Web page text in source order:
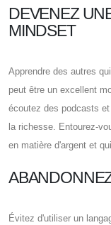
DEVENEZ
MINDSET
Apprendre des autres
peut être un excellent
écoutez des podcasts
la richesse. Entourez-
en matière d'argent et
Évitez d'utiliser un